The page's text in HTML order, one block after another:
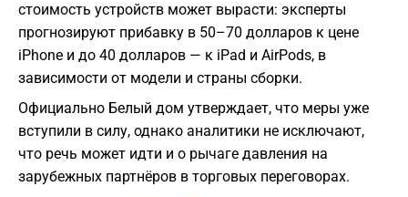
стоимость устройств может вырасти: эксперты
прогнозируют прибавку в 50–70 долларов к цене
iPhone и до 40 долларов — к iPad и AirPods, в
зависимости от модели и страны сборки.
Официально Белый дом утверждает, что меры уже
вступили в силу, однако аналитики не исключают,
что речь может идти и о рычаге давления на
зарубежных партнёров в торговых переговорах.